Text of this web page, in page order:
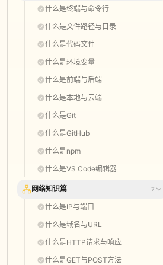
什么是终端与命令行
什么是文件路径与目录
什么是代码文件
什么是环境变量
什么是前端与后端
什么是本地与云端
什么是Git
什么是GitHub
什么是npm
什么是VS Code编辑器
网络知识篇 7
什么是IP与端口
什么是域名与URL
什么是HTTP请求与响应
什么是GET与POST方法